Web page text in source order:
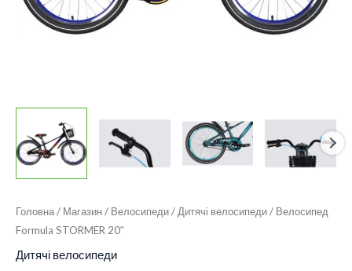
Головна/ Магазин/ Велосипеди/ Дитячі велосипеди/ Велосипед
Formula STORMER 20″
Дитячі велосипеди